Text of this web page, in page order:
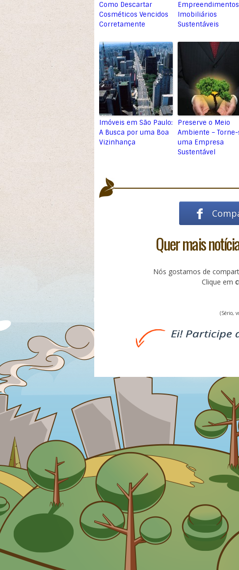
Como Descartar
Cosméticos Vencidos
Corretamente
Empreendimentos
Imobiliários
Sustentáveis
Imóveis em São Paulo:
A Busca por uma Boa
Vizinhança
Preserve o Meio
Ambiente – Torne-
uma Empresa
Sustentável
Quer mais
Nós gostamos de
Clique em
(Sério,